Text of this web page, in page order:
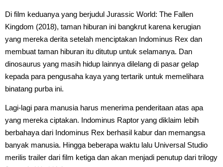
Di film keduanya yang berjudul Jurassic World: The Fallen
Kingdom (2018), taman hiburan ini bangkrut karena kerugian
yang mereka derita setelah menciptakan Indominus Rex dan
membuat taman hiburan itu ditutup untuk selamanya. Dan
dinosaurus yang masih hidup lainnya dilelang di pasar gelap
kepada para pengusaha kaya yang tertarik untuk memelihara
binatang purba ini.
Lagi-lagi para manusia harus menerima penderitaan atas apa
yang mereka ciptakan. Indominus Raptor yang diklaim lebih
berbahaya dari Indominus Rex berhasil kabur dan memangsa
banyak manusia. Hingga beberapa waktu lalu Universal Studio
merilis trailer dari film ketiga dan akan menjadi penutup dari trilogy